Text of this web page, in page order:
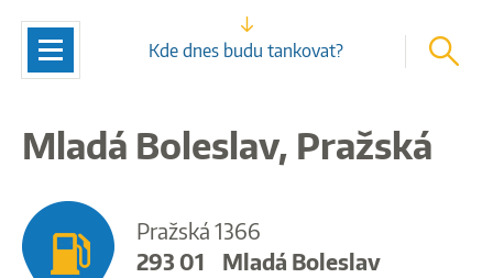
Kde dnes budu tankovat? vyhledat
Navigace
Mladá Boleslav, Pražská
Pražská 1366
293 01 Mladá Boleslav